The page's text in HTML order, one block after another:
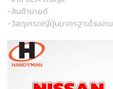
-สินค้าขายดี
-วัสดุเกรดญี่ปุ่นมาตรฐานโรงงาน